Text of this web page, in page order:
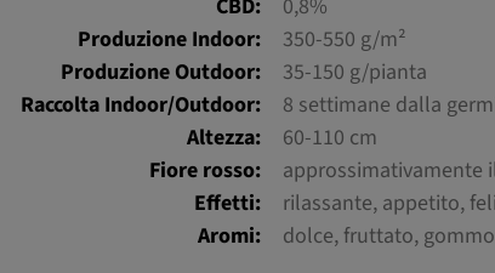
CBD:
0,8%
Produzione Indoor:
350-550 g/m²
Produzione Outdoor:
35-150 g/pianta
Raccolta Indoor/Outdoor:
8 settimane dalla
Altezza:
60-110 cm
Fiore rosso:
approssimativamente
Effetti:
rilassante, appetito,
Aromi:
dolce, fruttato,